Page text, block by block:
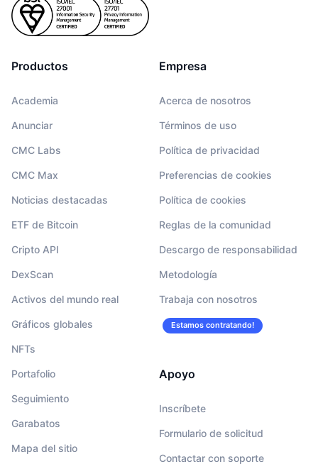
Productos
Academia
Anunciar
CMC Labs
CMC Max
Noticias destacadas
ETF de Bitcoin
Cripto API
DexScan
Activos del mundo real
Gráficos globales
NFTs
Portafolio
Seguimiento
Garabatos
Mapa del sitio
Empresa
Acerca de nosotros
Términos de uso
Política de privacidad
Preferencias de cookies
Política de cookies
Reglas de la comunidad
Descargo de responsabilidad
Metodología
Trabaja con nosotros
Estamos contratando!
Apoyo
Inscríbete
Formulario de solicitud
Contactar con soporte